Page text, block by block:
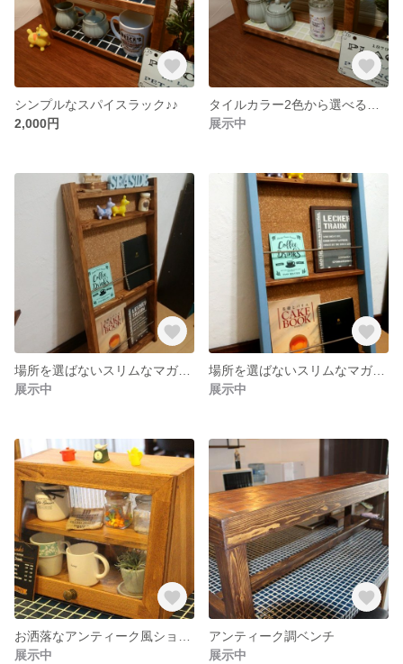
シンプルなスパイスラック♪♪
2,000円
展示中
場所を選ばないスリムなマガジンラック♪♪
展示中
場所を選ばないスリムなマガジンラック♪♪
展示中
展示中
アンティーク調ベンチ
展示中